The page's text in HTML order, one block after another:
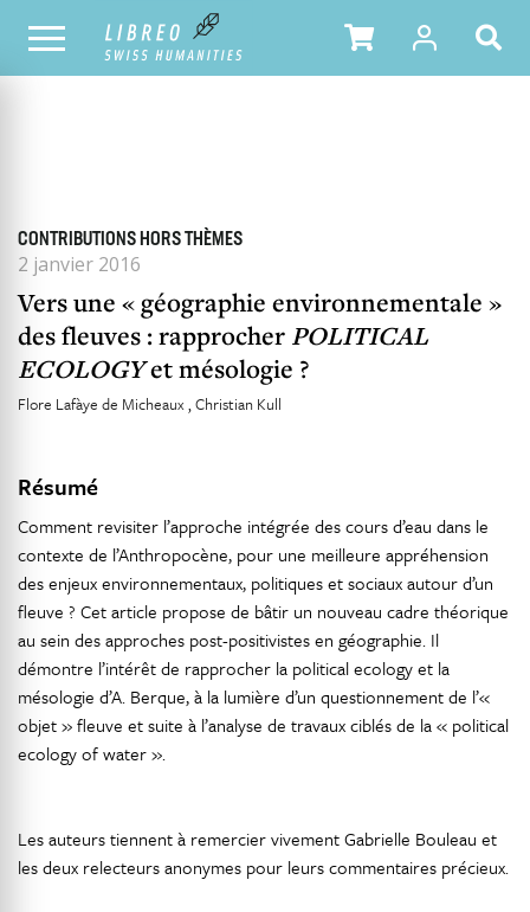
TOUS LES NUMÉROS SOMMAIRE DU NUMÉRO
CONTRIBUTIONS HORS THÈMES
2 janvier 2016
Vers une « géographie environnementale »
des fleuves : rapprocher POLITICAL
ECOLOGYet mésologie ?
Flore Lafàye de Micheaux Christian Kull
Résumé
Comment revisiter l’approche intégrée des cours d’eau dans le
contexte de l’Anthropocène, pour une meilleure appréhension
des enjeux environnementaux, politiques et sociaux autour d’un
fleuve ? Cet article propose de bâtir un nouveau cadre théorique
au sein des approches post-positivistes en géographie. Il
démontre l’intérêt de rapprocher la political ecology et la
mésologie d’A. Berque, à la lumière d’un questionnement de l’«
objet » fleuve et suite à l’analyse de travaux ciblés de la « political
ecology of water ».
Les auteurs tiennent à remercier vivement Gabrielle Bouleau et
les deux relecteurs anonymes pour leurs commentaires précieux.